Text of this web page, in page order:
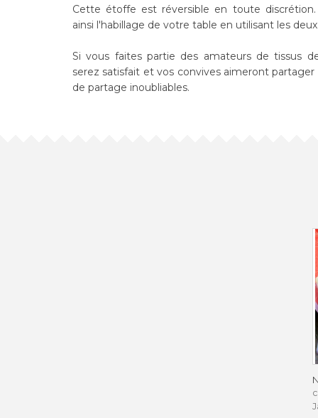
Cette étoffe est réversible en toute
ainsi l'habillage de votre table en utilisant les
Si vous faites partie des amateurs de tissus
serez satisfait et vos convives aimeront
de partage inoubliables.